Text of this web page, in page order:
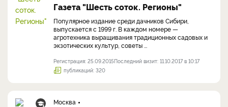
Газета "Шесть соток. Регионы"
Популярное издание среди дачников Сибири,
выпускается с 1999 г. В каждом номере —
агротехника выращивания традиционных садовых и
экзотических культур, советы ...
Регистрация: 25.09.2015Последний визит: 11.10.2017 в 10:17
публикаций: 320
Москва